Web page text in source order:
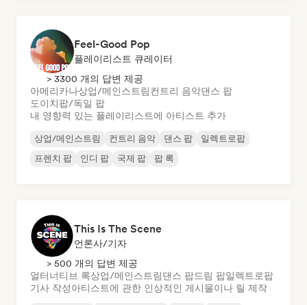
Feel-Good Pop
플레이리스트 큐레이터
> 3300 개의 답변 제공
아메리카나상업/메인스트림컨트리 음악댄스 팝
도이치팝/독일 팝
내 영향력 있는 플레이리스트에 아티스트 추가
상업/메인스트림 컨트리 음악 댄스 팝
일렉트로팝
프렌치 팝
인디 팝 국제 팝 팝 록
This Is The Scene
언론사/기자
> 500 개의 답변 제공
얼터너티브 록상업/메인스트림댄스 팝드림 팝일렉트로팝
기사 작성아티스트에 관한 인상적인 게시물이나 릴 제작